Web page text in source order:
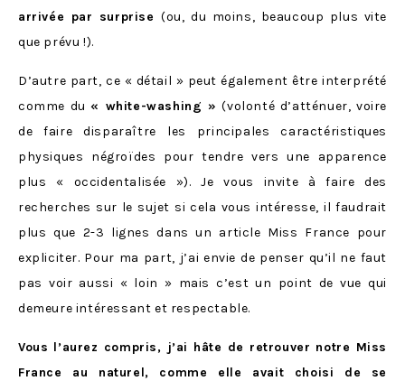
arrivée par surprise(ou, du moins, beaucoup plus vite
que prévu !).
D’autre part, ce « détail » peut également être interprété
comme du« white-washing » (volonté d’atténuer, voire
de faire disparaître les principales caractéristiques
physiques négroïdes pour tendre vers une apparence
plus « occidentalisée »). Je vous invite à faire des
recherches sur le sujet si cela vous intéresse, il faudrait
plus que 2-3 lignes dans un article Miss France pour
expliciter. Pour ma part, j’ai envie de penser qu’il ne faut
pas voir aussi « loin » mais c’est un point de vue qui
demeure intéressant et respectable.
Vous l’aurez compris, j’ai hâte de retrouver notre Miss
France au naturel, comme elle avait choisi de se